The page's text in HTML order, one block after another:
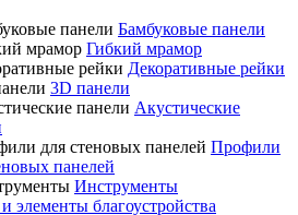
Бамбуковые панели
Гибкий мрамор
Декоративные рейки
3D панели
Акустические
Профили
панелей
Инструменты